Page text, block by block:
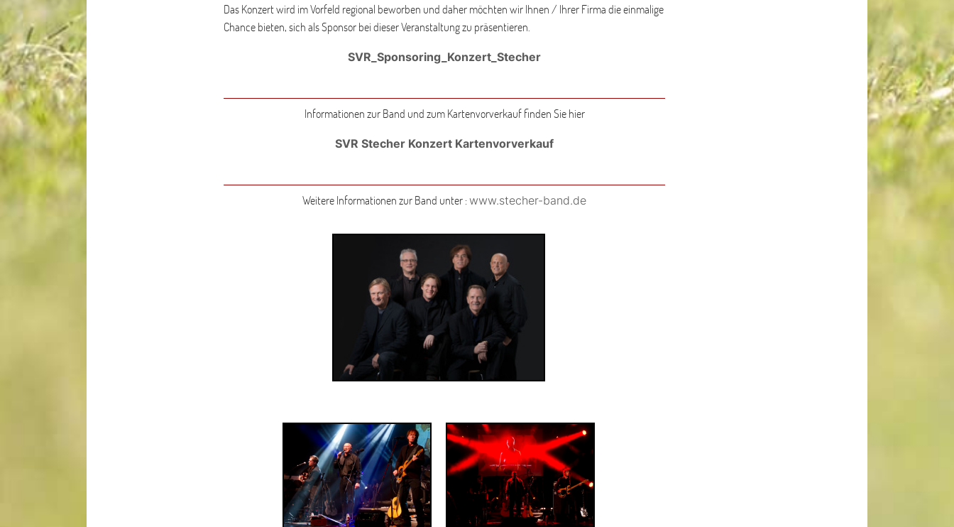
Das Konzert wird im Vorfeld regional beworben und daher möchten wir Ihnen / Ihrer Firma die einmalige
Chance bieten, sich als Sponsor bei dieser Veranstaltung zu präsentieren.
SVR_Sponsoring_Konzert_Stecher
Informationen zur Band und zum Kartenvorverkauf finden Sie hier
SVR Stecher Konzert Kartenvorverkauf
Weitere Informationen zur Band unter :www.stecher-band.de